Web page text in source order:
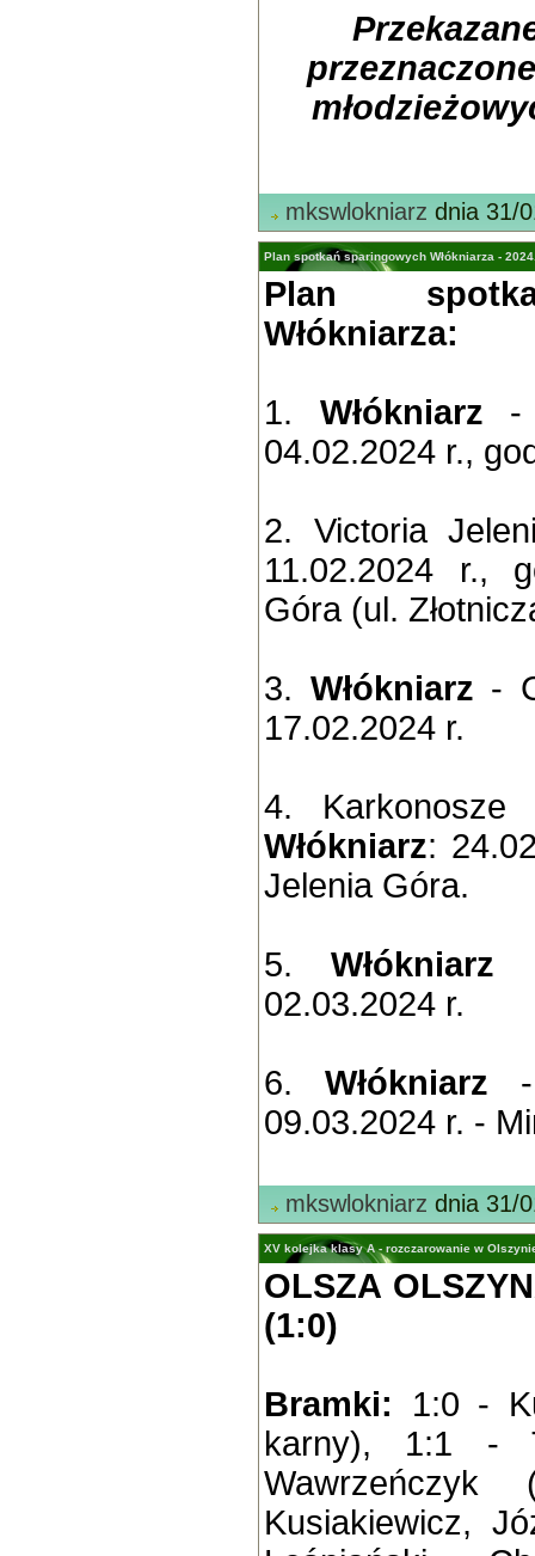
mkswlokniarz dnia 31/
Plan spotkań sparingowych Włókniarza -
Plan
Włókniarza:
1. Włókniarz -
04.02.2024 r.,
2. Victoria
11.02.2024 r.,
Góra (ul.
3. Włókniarz -
17.02.2024 r.
4.
Włókniarz:
Jelenia Góra.
5.Włókniarz
02.03.2024 r.
6. Włókniarz -
09.03.2024 r. -
mkswlokniarz dnia 31/
XV kolejka klasy A - rozczarowanie w
OLSZA
(1:0)
Bramki: 1:0 -
karny), 1:1 -
Wawrzeńczyk
Kusiakiewicz,